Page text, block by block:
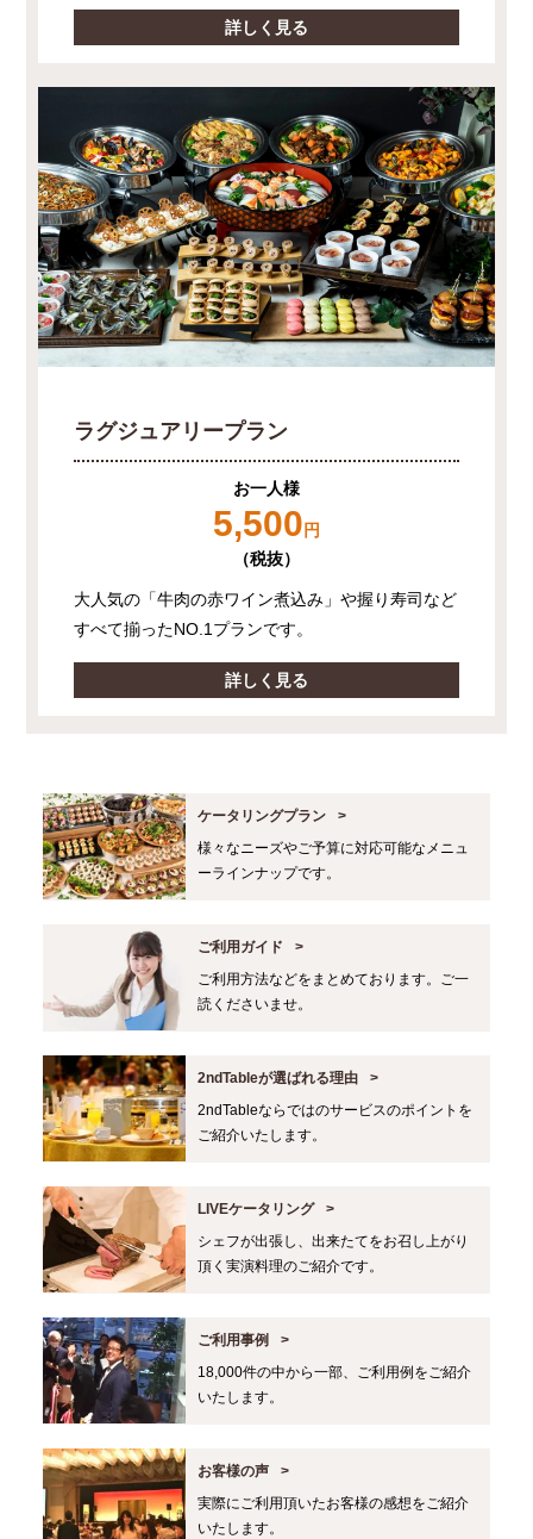
詳しく見る
ラグジュアリープラン
お一人様
5,500 円
（税抜）
大人気の「牛肉の赤ワイン煮込み」や握り寿司など
すべて揃ったNO.1プランです。
詳しく見る
ケータリングプラン
様々なニーズやご予算に対応可能なメニュ
ーラインナップです。
ご利用ガイド
ご利用方法などをまとめております。ご一
読くださいませ。
2ndTableが選ばれる理由
2ndTableならではのサービスのポイントを
ご紹介いたします。
LIVEケータリング
シェフが出張し、出来たてをお召し上がり
頂く実演料理のご紹介です。
ご利用事例
18,000件の中から一部、ご利用例をご紹介
いたします。
お客様の声
実際にご利用頂いたお客様の感想をご紹介
いたします。